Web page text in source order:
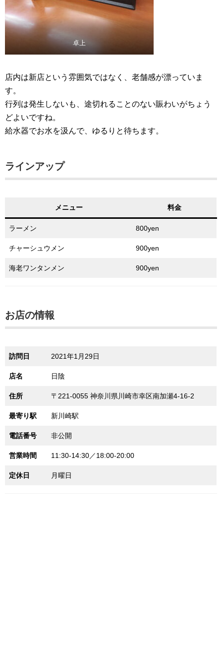
卓上
店内は新店という雰囲気ではなく、老舗感が漂っていま
す。
行列は発生しないも、途切れることのない賑わいがちょう
どよいですね。
給水器でお水を汲んで、ゆるりと待ちます。
ラインアップ
メニュー 料金
ラーメン 800yen
チャーシュウメン 900yen
海老ワンタンメン 900yen
お店の情報
訪問日 2021年1月29日
店名 日陰
住所 〒221-0055 神奈川県川崎市幸区南加瀬4-16-2
最寄り駅 新川崎駅
電話番号 非公開
営業時間 11:30-14:30／18:00-20:00
定休日 月曜日